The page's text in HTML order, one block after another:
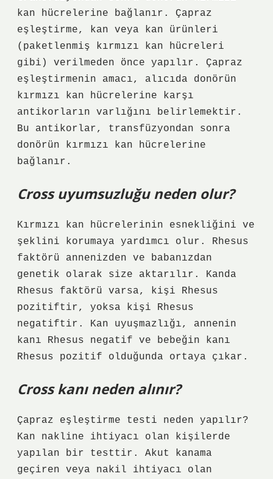
kan hücrelerine bağlanır. Çapraz
eşleştirme, kan veya kan ürünleri
(paketlenmiş kırmızı kan hücreleri
gibi) verilmeden önce yapılır. Çapraz
eşleştirmenin amacı, alıcıda donörün
kırmızı kan hücrelerine karşı
antikorların varlığını belirlemektir.
Bu antikorlar, transfüzyondan sonra
donörün kırmızı kan hücrelerine
bağlanır.
Cross uyumsuzluğu neden olur?
Kırmızı kan hücrelerinin esnekliğini ve
şeklini korumaya yardımcı olur. Rhesus
faktörü annenizden ve babanızdan
genetik olarak size aktarılır. Kanda
Rhesus faktörü varsa, kişi Rhesus
pozitiftir, yoksa kişi Rhesus
negatiftir. Kan uyuşmazlığı, annenin
kanı Rhesus negatif ve bebeğin kanı
Rhesus pozitif olduğunda ortaya çıkar.
Cross kanı neden alınır?
Çapraz eşleştirme testi neden yapılır?
Kan nakline ihtiyacı olan kişilerde
yapılan bir testtir. Akut kanama
geçiren veya nakil ihtiyacı olan